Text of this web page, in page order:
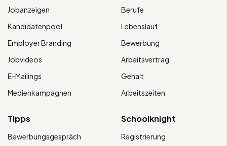
Jobanzeigen
Kandidatenpool
Employer Branding
Jobvideos
E-Mailings
Medienkampagnen
Berufe
Lebenslauf
Bewerbung
Arbeitsvertrag
Gehalt
Arbeitszeiten
Tipps
Bewerbungsgespräch
Schoolknight
Registrierung